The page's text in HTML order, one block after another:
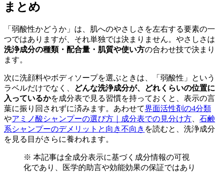
まとめ
「弱酸性かどうか」は、肌へのやさしさを左右する要素の一
つではありますが、それ単独では決まりません。やさしさは
洗浄成分の種類・配合量・肌質や使い方の合わせ技で決まり
ます。
次に洗顔料やボディソープを選ぶときは、「弱酸性」という
ラベルだけでなく、
どんな洗浄成分が、どれくらいの位置に
入っているかを成分表で見る習慣を持っておくと、表示の言
葉に振り回されずに済みます。あわせて界面活性剤の4分類
やアミノ酸シャンプーの選び方｜成分表での見分け方
石鹸
系シャンプーのデメリットと向き不向き を読むと、洗浄成分
を見る目がさらに養われます。
※ 本記事は全成分表示に基づく成分情報の可視
化であり、医学的助言や効能効果の保証ではあり